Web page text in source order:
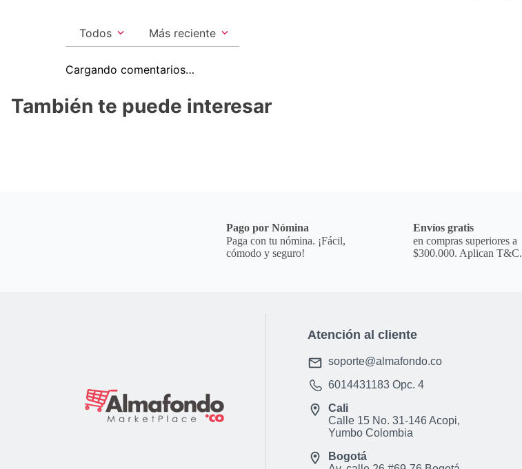
Más reciente
Todos
Cargando comentarios…
También te puede interesar
Pago por Nómina
Paga con tu nómina. ¡Fácil,
cómodo y seguro!
Envíos gratis
en compras superiores a
$300.000. Aplican T&C.
Atención al cliente
soporte@almafondo.co
6014431183Opc. 4
Cali
Calle 15 No. 31-146 Acopi,
Yumbo Colombia
Bogotá